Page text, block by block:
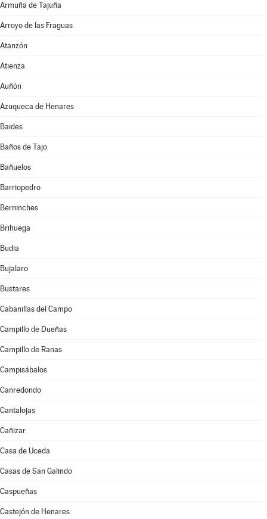
Armuña de Tajuña
Arroyo de las Fraguas
Atanzón
Atienza
Auñón
Azuqueca de Henares
Baides
Baños de Tajo
Bañuelos
Barriopedro
Berninches
Brihuega
Budia
Bujalaro
Bustares
Cabanillas del Campo
Campillo de Dueñas
Campillo de Ranas
Campisábalos
Canredondo
Cantalojas
Cañizar
Casa de Uceda
Casas de San Galindo
Caspueñas
Castejón de Henares